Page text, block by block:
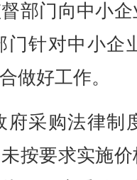
部门向中小
门针对中小企
做好工作。
采购法律制
按要求实施